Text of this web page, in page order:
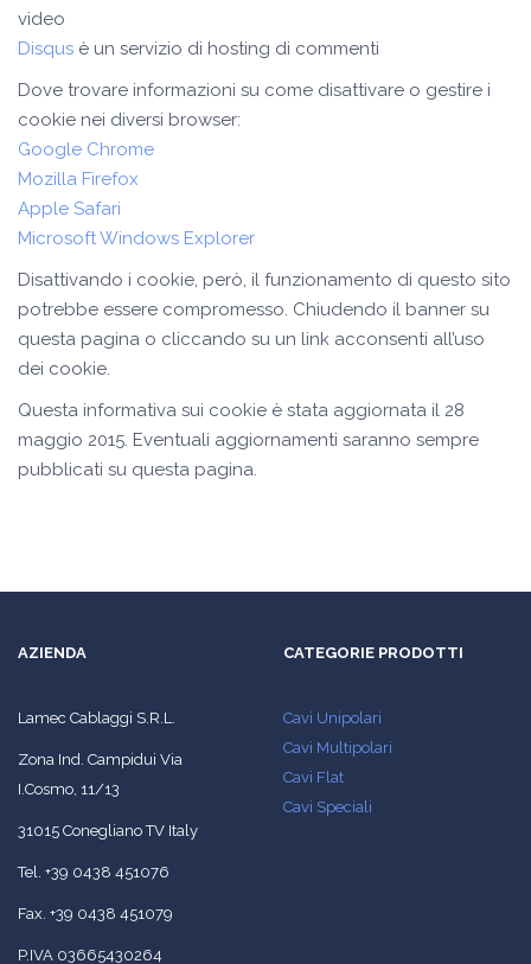
video
Disqus è un servizio di hosting di commenti
Dove trovare informazioni su come disattivare o gestire i
cookie nei diversi browser:
Google Chrome
Mozilla Firefox
Apple Safari
Microsoft Windows Explorer
Disattivando i cookie, però, il funzionamento di questo sito
potrebbe essere compromesso. Chiudendo il banner su
questa pagina o cliccando su un link acconsenti all’uso
dei cookie.
Questa informativa sui cookie è stata aggiornata il 28
maggio 2015. Eventuali aggiornamenti saranno sempre
pubblicati su questa pagina.
AZIENDA
Lamec Cablaggi S.R.L.
Zona Ind. Campidui Via
I.Cosmo, 11/13
31015 Conegliano TV Italy
Tel. +39 0438 451076
Fax. +39 0438 451079
P.IVA 03665430264
CATEGORIE PRODOTTI
Cavi Unipolari
Cavi Multipolari
Cavi Flat
Cavi Speciali